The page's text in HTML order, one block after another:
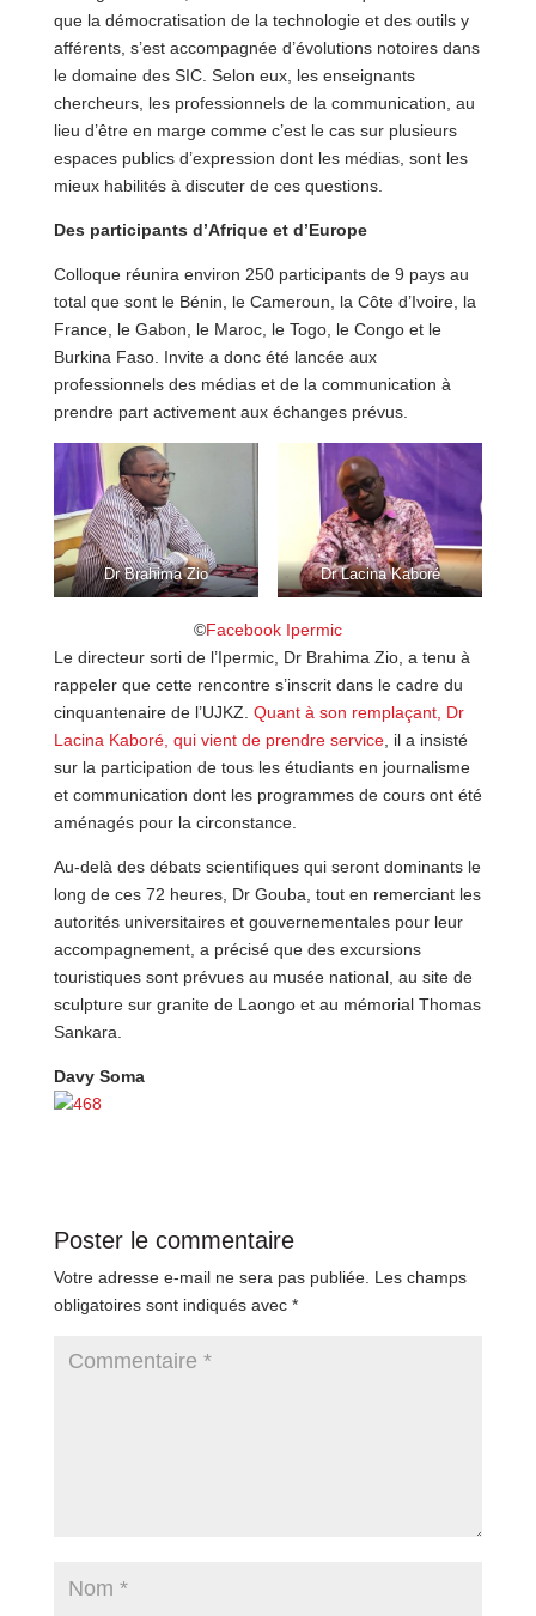
que la démocratisation de la technologie et des outils y
afférents, s’est accompagnée d’évolutions notoires dans
le domaine des SIC. Selon eux, les enseignants
chercheurs, les professionnels de la communication, au
lieu d’être en marge comme c’est le cas sur plusieurs
espaces publics d’expression dont les médias, sont les
mieux habilités à discuter de ces questions.
Des participants d’Afrique et d’Europe
Colloque réunira environ 250 participants de 9 pays au
total que sont le Bénin, le Cameroun, la Côte d’Ivoire, la
France, le Gabon, le Maroc, le Togo, le Congo et le
Burkina Faso. Invite a donc été lancée aux
professionnels des médias et de la communication à
prendre part activement aux échanges prévus.
Dr Brahima Zio Dr Lacina Kaboré
©Facebook Ipermic
Le directeur sorti de l’Ipermic, Dr Brahima Zio, a tenu à
rappeler que cette rencontre s’inscrit dans le cadre du
cinquantenaire de l’UJKZ. Quant à son remplaçant, Dr
Lacina Kaboré, qui vient de prendre service, il a insisté
sur la participation de tous les étudiants en journalisme
et communication dont les programmes de cours ont été
aménagés pour la circonstance.
Au-delà des débats scientifiques qui seront dominants le
long de ces 72 heures, Dr Gouba, tout en remerciant les
autorités universitaires et gouvernementales pour leur
accompagnement, a précisé que des excursions
touristiques sont prévues au musée national, au site de
sculpture sur granite de Laongo et au mémorial Thomas
Sankara.
Davy Soma
Poster le commentaire
Votre adresse e-mail ne sera pas publiée. Les champs
obligatoires sont indiqués avec *